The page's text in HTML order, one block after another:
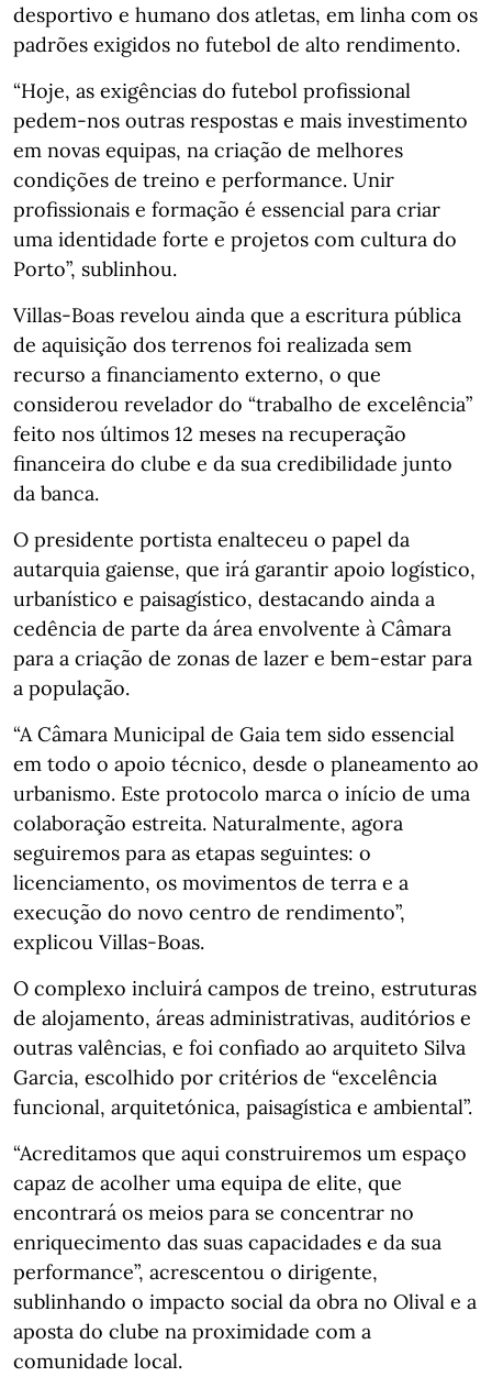
desportivo e humano dos atletas, em linha com os
padrões exigidos no futebol de alto rendimento.
“Hoje, as exigências do futebol profissional
pedem-nos outras respostas e mais investimento
em novas equipas, na criação de melhores
condições de treino e performance. Unir
profissionais e formação é essencial para criar
uma identidade forte e projetos com cultura do
Porto”, sublinhou.
Villas-Boas revelou ainda que a escritura pública
de aquisição dos terrenos foi realizada sem
recurso a financiamento externo, o que
considerou revelador do “trabalho de excelência”
feito nos últimos 12 meses na recuperação
financeira do clube e da sua credibilidade junto
da banca.
O presidente portista enalteceu o papel da
autarquia gaiense, que irá garantir apoio logístico,
urbanístico e paisagístico, destacando ainda a
cedência de parte da área envolvente à Câmara
para a criação de zonas de lazer e bem-estar para
a população.
“A Câmara Municipal de Gaia tem sido essencial
em todo o apoio técnico, desde o planeamento ao
urbanismo. Este protocolo marca o início de uma
colaboração estreita. Naturalmente, agora
seguiremos para as etapas seguintes: o
licenciamento, os movimentos de terra e a
execução do novo centro de rendimento”,
explicou Villas-Boas.
O complexo incluirá campos de treino, estruturas
de alojamento, áreas administrativas, auditórios e
outras valências, e foi confiado ao arquiteto Silva
Garcia, escolhido por critérios de “excelência
funcional, arquitetónica, paisagística e ambiental”.
“Acreditamos que aqui construiremos um espaço
capaz de acolher uma equipa de elite, que
encontrará os meios para se concentrar no
enriquecimento das suas capacidades e da sua
performance”, acrescentou o dirigente,
sublinhando o impacto social da obra no Olival e a
aposta do clube na proximidade com a
comunidade local.